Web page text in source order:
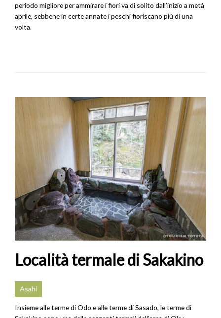
periodo migliore per ammirare i fiori va di solito dall’inizio a metà
aprile, sebbene in certe annate i peschi fioriscano più di una
volta.
Località termale di Sakakino
Asahi
Insieme alle terme di Odo e alle terme di Sasado, le terme di